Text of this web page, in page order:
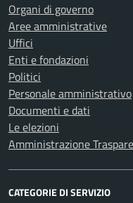
Organi di governo
Aree amministrative
Uffici
Enti e fondazioni
Politici
Personale amministrativo
Documenti e dati
Le elezioni
Amministrazione
CATEGORIE DI SERVIZIO